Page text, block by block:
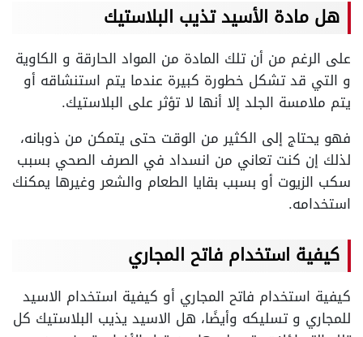
هل مادة الأسيد تذيب البلاستيك
على الرغم من أن تلك المادة من المواد الحارقة و الكاوية
و التي قد تشكل خطورة كبيرة عندما يتم استنشاقه أو
يتم ملامسة الجلد إلا أنها لا تؤثر على البلاستيك.
فهو يحتاج إلى الكثير من الوقت حتى يتمكن من ذوبانه،
لذلك إن كنت تعاني من انسداد في الصرف الصحي بسبب
سكب الزيوت أو بسبب بقايا الطعام والشعر وغيرها يمكنك
استخدامه.
كيفية استخدام فاتح المجاري
كيفية استخدام فاتح المجاري أو كيفية استخدام الاسيد
للمجاري و تسليكه وأيضًا، هل الاسيد يذيب البلاستيك كل